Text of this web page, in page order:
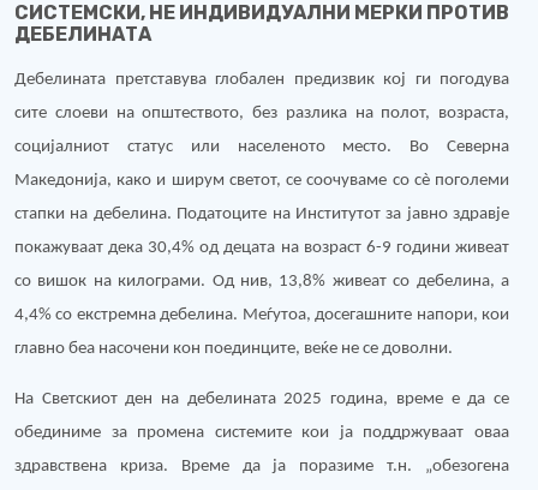
СИСТЕМСКИ, НЕ ИНДИВИДУАЛНИ МЕРКИ ПРОТИВ
ДЕБЕЛИНАТА
Дебелината претставува глобален предизвик кој ги погодува
сите слоеви на општеството, без разлика на полот, возраста,
социјалниот статус или населеното место. Во Северна
Македонија, како и ширум светот, се соочуваме со сè поголеми
стапки на дебелина. Податоците на Институтот за јавно здравје
покажуваат дека 30,4% од децата на возраст 6-9 години живеат
со вишок на килограми. Од нив, 13,8% живеат со дебелина, а
4,4% со екстремна дебелина. Меѓутоа, досегашните напори, кои
главно беа насочени кон поединците, веќе не се доволни.
На Светскиот ден на дебелината 2025 година, време е да се
обединиме за промена системите кои ја поддржуваат оваа
здравствена криза. Време да ја поразиме т.н. „обезогена